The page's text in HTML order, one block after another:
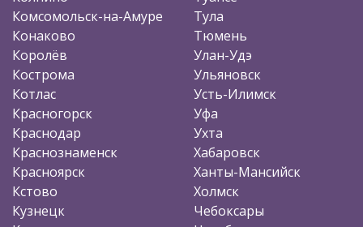
Комсомольск-на-Амуре
Конаково
Королёв
Кострома
Котлас
Красногорск
Краснодар
Краснознаменск
Красноярск
Кстово
Кузнецк
Тула
Тюмень
Улан-Удэ
Ульяновск
Усть-Илимск
Уфа
Ухта
Хабаровск
Ханты-Мансийск
Холмск
Чебоксары